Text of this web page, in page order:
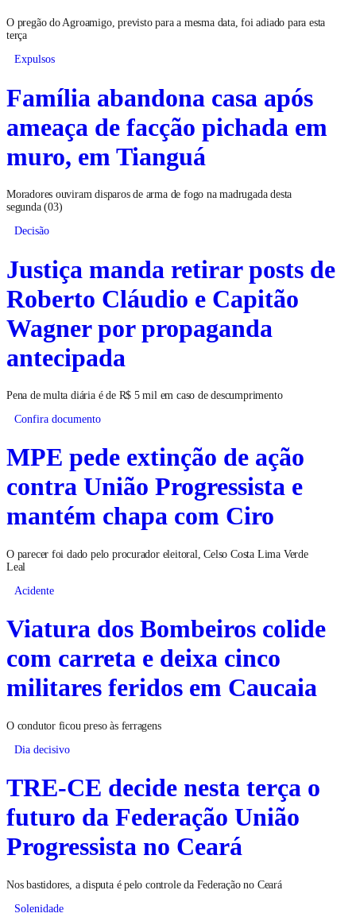
O pregão do Agroamigo, previsto para a mesma data, foi adiado para esta
terça
Expulsos
Família abandona casa após
ameaça de facção pichada em
muro, em Tianguá
Moradores ouviram disparos de arma de fogo na madrugada desta
segunda (03)
Decisão
Justiça manda retirar posts de
Roberto Cláudio e Capitão
Wagner por propaganda
antecipada
Pena de multa diária é de R$ 5 mil em caso de descumprimento
Confira documento
MPE pede extinção de ação
contra União Progressista e
mantém chapa com Ciro
O parecer foi dado pelo procurador eleitoral, Celso Costa Lima Verde
Leal
Acidente
Viatura dos Bombeiros colide
com carreta e deixa cinco
militares feridos em Caucaia
O condutor ficou preso às ferragens
Dia decisivo
TRE-CE decide nesta terça o
futuro da Federação União
Progressista no Ceará
Nos bastidores, a disputa é pelo controle da Federação no Ceará
Solenidade